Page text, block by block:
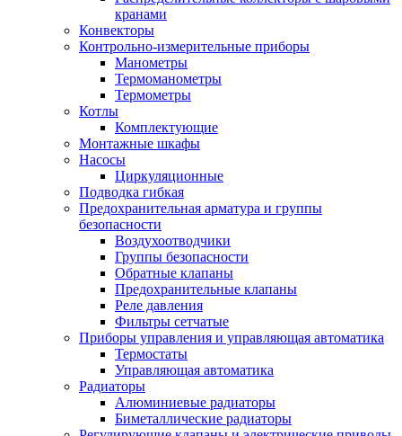
кранами
Конвекторы
Контрольно-измерительные приборы
Манометры
Термоманометры
Термометры
Котлы
Комплектующие
Монтажные шкафы
Насосы
Циркуляционные
Подводка гибкая
Предохранительная арматура и группы
безопасности
Воздухоотводчики
Группы безопасности
Обратные клапаны
Предохранительные клапаны
Реле давления
Фильтры сетчатые
Приборы управления и управляющая автоматика
Термостаты
Управляющая автоматика
Радиаторы
Алюминиевые радиаторы
Биметаллические радиаторы